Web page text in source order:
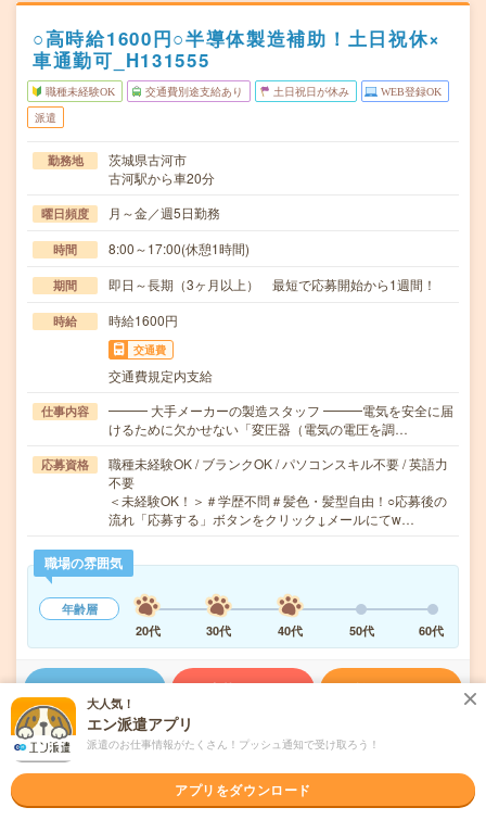
○高時給1600円○半導体製造補助！土日祝休×
車通勤可_H131555
職種未経験OK 交通費別途支給あり 土日祝日が休み WEB登録OK
派遣
勤務地
茨城県古河市
古河駅から車20分
曜日頻度 月～金／週5日勤務
時間 8:00～17:00(休憩1時間)
期間 即日～長期（3ヶ月以上） 最短で応募開始から1週間！
時給 時給1600円
交通費
交通費規定内支給
仕事内容
━━━ 大手メーカーの製造スタッフ ━━━電気を安全に届
けるために欠かせない「変圧器（電気の電圧を調…
応募資格
職種未経験OK / ブランクOK / パソコンスキル不要 / 英語力
不要
＜未経験OK！＞＃学歴不問＃髪色・髪型自由！○応募後の
流れ「応募する」ボタンをクリック↓メールにてw…
職場の雰囲気
年齢層
20代
30代 40代 50代 60代
気になる! 応募へ進む 詳しく見る
派遣会社 株式会社ウィルオブ・ワーク FO事業部
大人気！
エン派遣アプリ
派遣のお仕事情報がたくさん！プッシュ通知で受け取ろう！
アプリをダウンロード